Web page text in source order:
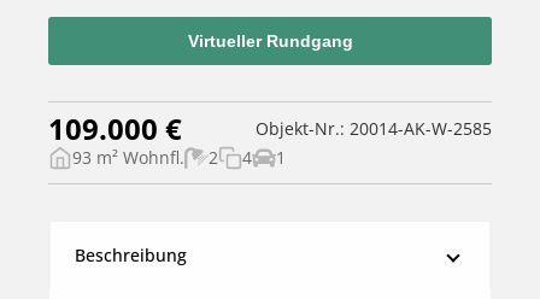
Virtueller Rundgang
109.000 €
Objekt-Nr.: 20014-AK-W-2585
93 m² Wohnfl.
2 4 1
Beschreibung